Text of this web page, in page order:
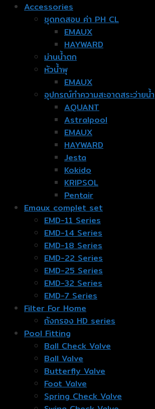
Accessories
ชุดทดสอบ ค่า PH CL
EMAUX
HAYWARD
ม่านน้ำตก
หัวน้ำพุ
EMAUX
อุปกรณ์ทำความสะอาดสระว่ายน้ำ
AQUANT
Astralpool
EMAUX
HAYWARD
Jesta
Kokido
KRIPSOL
Pentair
Emaux complet set
EMD-11 Series
EMD-14 Series
EMD-18 Series
EMD-22 Series
EMD-25 Series
EMD-32 Series
EMD-7 Series
Filter For Home
ถังกรอง HD series
Pool Fitting
Ball Check Valve
Ball Valve
Butterfly Valve
Foot Valve
Spring Check Valve